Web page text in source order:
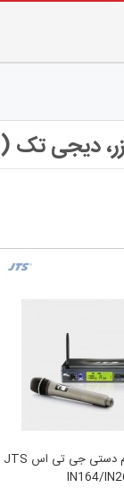
دیجی تک (5)
میکروفن بی سیم دستی جی تی اس JTS
IN164/